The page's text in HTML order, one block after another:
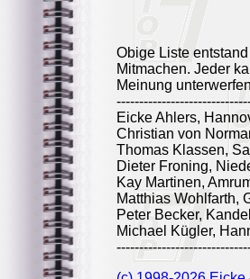
Obige Liste
Mitmachen. Jeder
Meinung
Eicke Ahlers,
Christian von
Thomas Klassen,
Dieter Froning,
Kay Martinen,
Matthias Wohlfarth,
Peter Becker, Kandel
Michael Kügler,